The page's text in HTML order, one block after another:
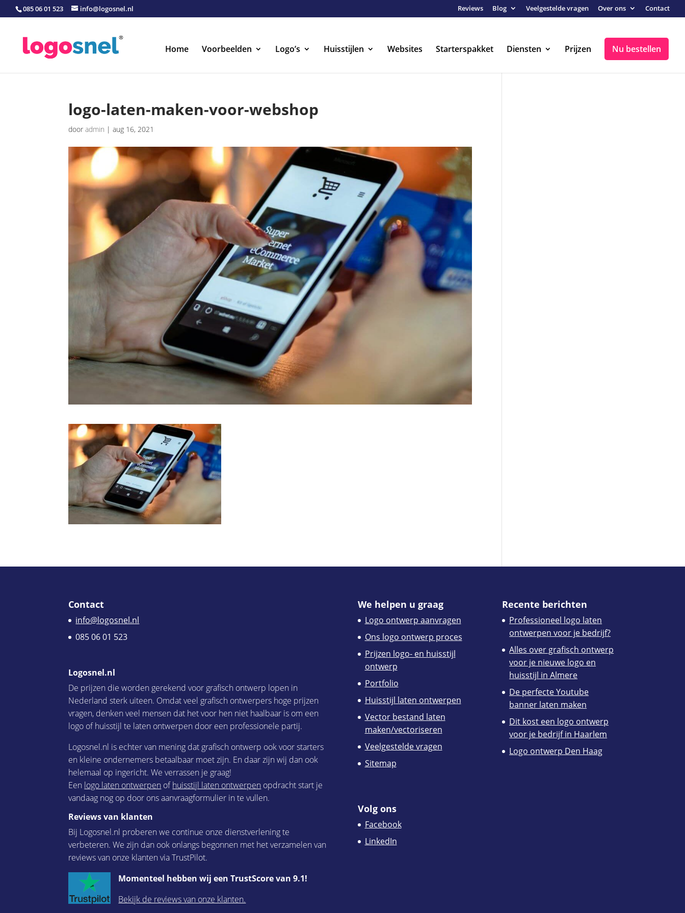
085 06 01 523 info@logosnel.nl Reviews Blog Veelgestelde vragen Over ons Contact
Home Voorbeelden Logo’s Huisstijlen Websites Starterspakket Diensten Prijzen Nu bestellen
logo-laten-maken-voor-webshop
dooradmin |aug 16, 2021
Contact
info@logosnel.nl
085 06 01 523
Logosnel.nl
De prijzen die worden gerekend voor grafisch ontwerp lopen in
Nederland sterk uiteen. Omdat veel grafisch ontwerpers hoge prijzen
vragen, denken veel mensen dat het voor hen niet haalbaar is om een
logo of huisstijl te laten ontwerpen door een professionele partij.
Logosnel.nl is echter van mening dat grafisch ontwerp ook voor starters
en kleine ondernemers betaalbaar moet zijn. En daar zijn wij dan ook
helemaal op ingericht. We verrassen je graag!
Een logo laten ontwerpen ofhuisstijl laten ontwerpen opdracht start je
vandaag nog op door ons aanvraagformulier in te vullen.
Reviews van klanten
Bij Logosnel.nl proberen we continue onze dienstverlening te
verbeteren. We zijn dan ook onlangs begonnen met het verzamelen van
reviews van onze klanten via TrustPilot.
Momenteel hebben wij een TrustScore van 9.1!
Bekijk de reviews van onze klanten.
We helpen u graag
Logo ontwerp aanvragen
Ons logo ontwerp proces
Prijzen logo- en huisstijl
ontwerp
Portfolio
Huisstijl laten ontwerpen
Vector bestand laten
maken/vectoriseren
Veelgestelde vragen
Sitemap
Volg ons
Facebook
LinkedIn
Recente berichten
Professioneel logo laten
ontwerpen voor je bedrijf?
Alles over grafisch ontwerp
voor je nieuwe logo en
huisstijl in Almere
De perfecte Youtube
banner laten maken
Dit kost een logo ontwerp
voor je bedrijf in Haarlem
Logo ontwerp Den Haag